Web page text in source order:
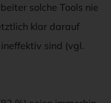
solche Tools nie
klar darauf
sind (vgl.